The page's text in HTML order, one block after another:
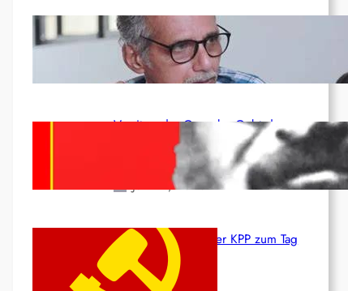
Indien: „Die Politik der Kapitulation“
von K. Murali (Ajith)
Juli 1, 2026
Vorsitzender Gonzalo: Gebt das
Leben für die Partei und die
Revolution!
Juni 19, 2026
Beschluss des ZK der KPP zum Tag
des Heldentums
Juni 19, 2026